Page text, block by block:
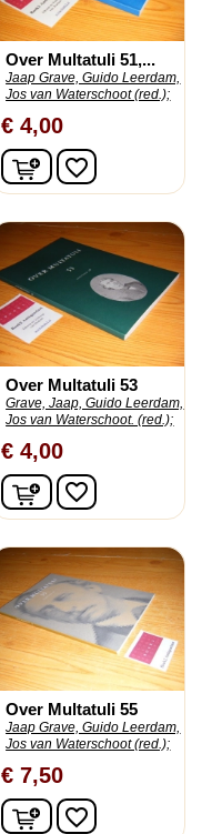
Over Multatuli 51,...
Jaap Grave, Guido Leerdam,
Jos van Waterschoot (red.);
€ 4,00
In winkelwagen
favorite_border
Over Multatuli 53
Grave, Jaap, Guido Leerdam,
Jos van Waterschoot. (red.);
€ 4,00
In winkelwagen
favorite_border
Over Multatuli 55
Jaap Grave, Guido Leerdam,
Jos van Waterschoot (red.);
€ 7,50
In winkelwagen
favorite_border